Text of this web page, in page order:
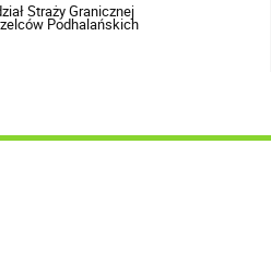
Straży Granicznej
Podhalańskich